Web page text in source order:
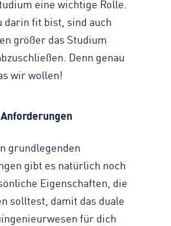
eine wichtige Rolle.
darin fit bist, sind auch
größer das Studium
Denn genau
wir wollen!
grundlegenden
gibt es natürlich noch
Eigenschaften, die
solltest, damit das duale
für dich